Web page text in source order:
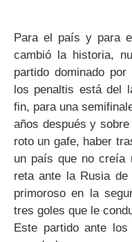
Para el país y para
cambió la historia,
partido dominado
los penaltis está del
fin, para una
años después y
roto un gafe, haber
un país que no creía
reta ante la Rusia
primoroso en la
tres goles que le
Este partido ante